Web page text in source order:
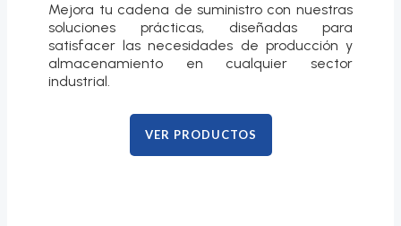
Mejora tu cadena de suministro con nuestras
soluciones prácticas, diseñadas para
satisfacer las necesidades de producción y
almacenamiento en cualquier sector
industrial.
VER PRODUCTOS